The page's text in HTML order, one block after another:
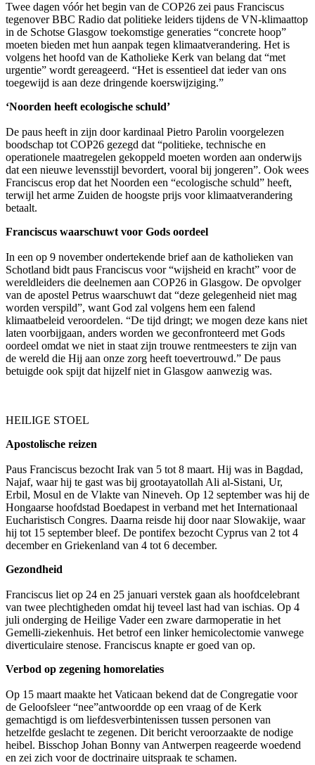
Twee dagen vóór het begin van de COP26 zei paus Franciscus
tegenover BBC Radio dat politieke leiders tijdens de VN-klimaattop
in de Schotse Glasgow toekomstige generaties “concrete hoop”
moeten bieden met hun aanpak tegen klimaatverandering. Het is
volgens het hoofd van de Katholieke Kerk van belang dat “met
urgentie” wordt gereageerd. “Het is essentieel dat ieder van ons
toegewijd is aan deze dringende koerswijziging.”
‘Noorden heeft ecologische schuld’
De paus heeft in zijn door kardinaal Pietro Parolin voorgelezen
boodschap tot COP26 gezegd dat “politieke, technische en
operationele maatregelen gekoppeld moeten worden aan onderwijs
dat een nieuwe levensstijl bevordert, vooral bij jongeren”. Ook wees
Franciscus erop dat het Noorden een “ecologische schuld” heeft,
terwijl het arme Zuiden de hoogste prijs voor klimaatverandering
betaalt.
Franciscus waarschuwt voor Gods oordeel
In een op 9 november ondertekende brief aan de katholieken van
Schotland bidt paus Franciscus voor “wijsheid en kracht” voor de
wereldleiders die deelnemen aan COP26 in Glasgow. De opvolger
van de apostel Petrus waarschuwt dat “deze gelegenheid niet mag
worden verspild”, want God zal volgens hem een falend
klimaatbeleid veroordelen. “De tijd dringt; we mogen deze kans niet
laten voorbijgaan, anders worden we geconfronteerd met Gods
oordeel omdat we niet in staat zijn trouwe rentmeesters te zijn van
de wereld die Hij aan onze zorg heeft toevertrouwd.” De paus
betuigde ook spijt dat hijzelf niet in Glasgow aanwezig was.
HEILIGE STOEL
Apostolische reizen
Paus Franciscus bezocht Irak van 5 tot 8 maart. Hij was in Bagdad,
Najaf, waar hij te gast was bij grootayatollah Ali al-Sistani, Ur,
Erbil, Mosul en de Vlakte van Nineveh. Op 12 september was hij de
Hongaarse hoofdstad Boedapest in verband met het Internationaal
Eucharistisch Congres. Daarna reisde hij door naar Slowakije, waar
hij tot 15 september bleef. De pontifex bezocht Cyprus van 2 tot 4
december en Griekenland van 4 tot 6 december.
Gezondheid
Franciscus liet op 24 en 25 januari verstek gaan als hoofdcelebrant
van twee plechtigheden omdat hij teveel last had van ischias. Op 4
juli onderging de Heilige Vader een zware darmoperatie in het
Gemelli-ziekenhuis. Het betrof een linker hemicolectomie vanwege
diverticulaire stenose. Franciscus knapte er goed van op.
Verbod op zegening homorelaties
Op 15 maart maakte het Vaticaan bekend dat de Congregatie voor
de Geloofsleer “nee”antwoordde op een vraag of de Kerk
gemachtigd is om liefdesverbintenissen tussen personen van
hetzelfde geslacht te zegenen. Dit bericht veroorzaakte de nodige
heibel. Bisschop Johan Bonny van Antwerpen reageerde woedend
en zei zich voor de doctrinaire uitspraak te schamen.